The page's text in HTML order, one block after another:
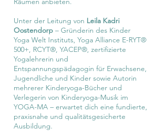
Unter der Leitung von Leila Kadri
Oostendorp – Gründerin des Kinder
Yoga Welt Instituts, Yoga Alliance E-RYT®
500+, RCYT®, YACEP®, zertifizierte
Yogalehrerin und
Entspannungspädagogin für Erwachsene,
Jugendliche und Kinder sowie Autorin
mehrerer Kinderyoga-Bücher und
Verlegerin von Kinderyoga-Musik im
YOGA-MA – erwartet dich eine fundierte,
praxisnahe und qualitätsgesicherte
Ausbildung.